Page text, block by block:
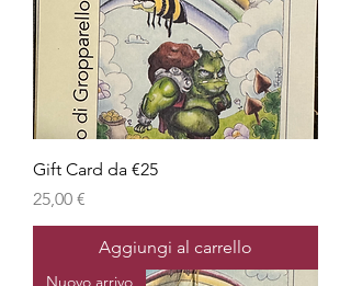
Gift Card da €25
Prezzo
25,00 €
Aggiungi al carrello
Nuovo arrivo